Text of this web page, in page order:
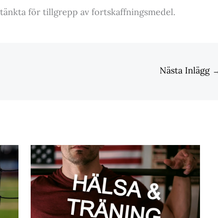
för tillgrepp av fortskaffningsmedel.
Nästa Inlägg